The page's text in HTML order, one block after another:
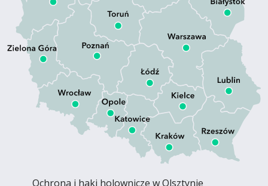
Ochrona i haki holownicze w Olsztynie